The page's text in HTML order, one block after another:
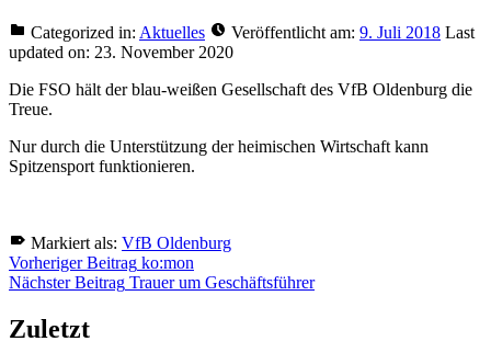
Categorized in: Aktuelles Veröffentlicht am: 9. Juli 2018 Last
updated on: 23. November 2020
Die FSO hält der blau-weißen Gesellschaft des VfB Oldenburg die
Treue.
Nur durch die Unterstützung der heimischen Wirtschaft kann
Spitzensport funktionieren.
Markiert als: VfB Oldenburg
Zurück
zur
springen
Beitragsnavigation
Vorheriger Beitrag ko:mon
Nächster Beitrag Trauer um Geschäftsführer
Zuletzt